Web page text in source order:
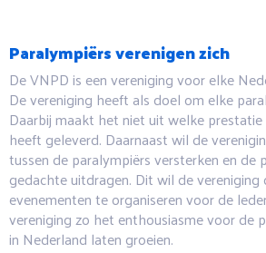
Paralympiërs verenigen zich
De VNPD is een vereniging voor elke
De vereniging heeft als doel om elke
Daarbij maakt het niet uit welke
heeft geleverd. Daarnaast wil de
tussen de paralympiërs versterken en de
gedachte uitdragen. Dit wil de
evenementen te organiseren voor de
vereniging zo het enthousiasme voor de
in Nederland laten groeien.